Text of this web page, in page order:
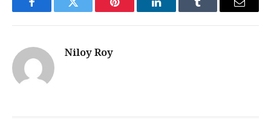
FacebookTwitter Pinterest LinkedInTumblr Email
Niloy Roy